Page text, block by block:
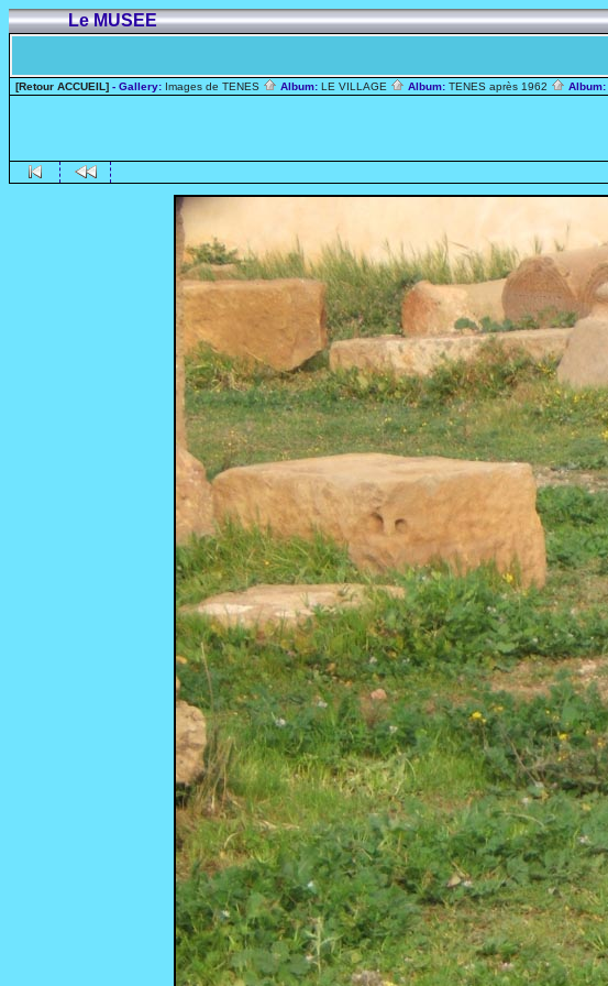
Le MUSEE
[Retour ACCUEIL] - Gallery: Images de TENES Album: LE VILLAGE Album: TENES après 1962 Album: